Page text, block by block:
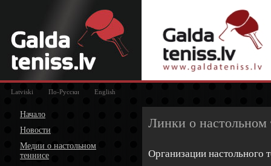
Latviski По-Русски English
Начало
Новости
Медии о настольном
теннисе
Линки о настольном
Организации настольного